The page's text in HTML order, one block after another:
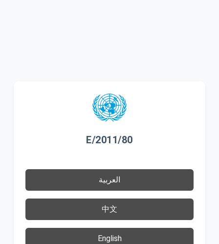
E/2011/80
العربية
中文
English